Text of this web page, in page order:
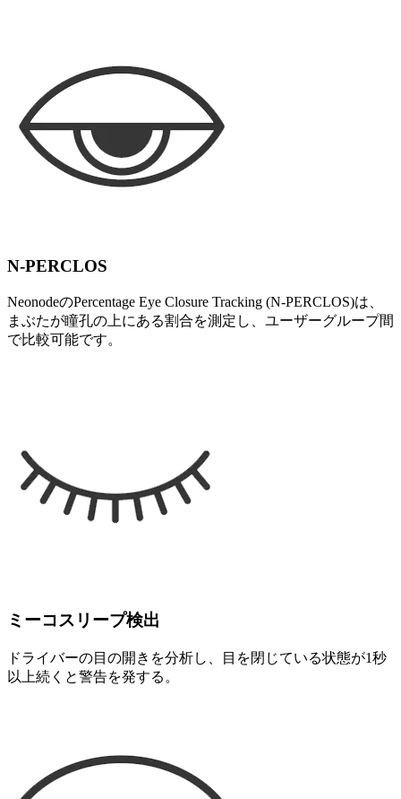
N-PERCLOS
NeonodeのPercentage Eye Closure Tracking (N-PERCLOS)は、
まぶたが瞳孔の上にある割合を測定し、ユーザーグループ間
で比較可能です。
ミーコスリープ検出
ドライバーの目の開きを分析し、目を閉じている状態が1秒
以上続くと警告を発する。